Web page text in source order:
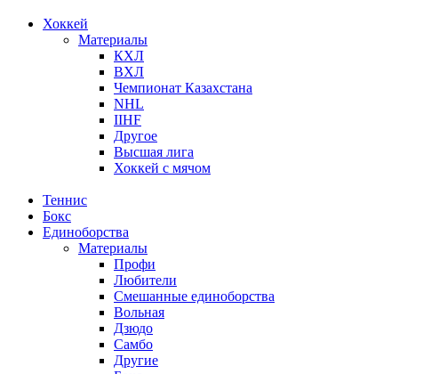
Хоккей
Материалы
КХЛ
ВХЛ
Чемпионат Казахстана
NHL
IIHF
Другое
Высшая лига
Хоккей с мячом
Теннис
Бокс
Единоборства
Материалы
Профи
Любители
Смешанные единоборства
Вольная
Дзюдо
Самбо
Другие